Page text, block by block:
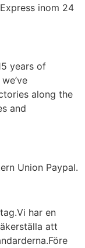
inom 24
years of
along the
and
Union Paypal.
har en
att